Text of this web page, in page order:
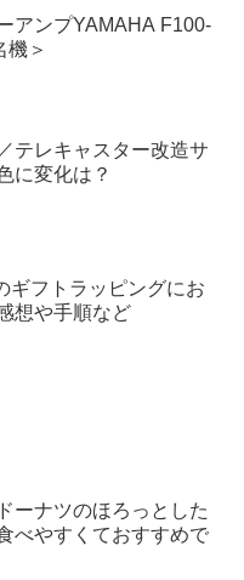
アンプYAMAHA F100-
機＞
テレキャスター改造サ
に変化は？
ギフトラッピングにお
想や手順など
ーナツのほろっとした
べやすくておすすめで